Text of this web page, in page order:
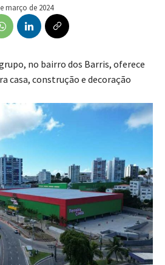
março de 2024
no bairro dos Barris, oferece
casa, construção e decoração